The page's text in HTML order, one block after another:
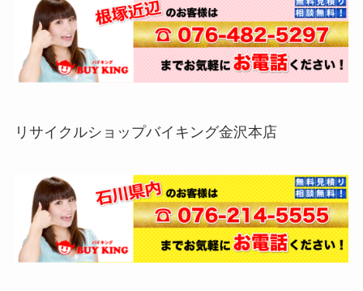
リサイクルショップバイキング金沢本店